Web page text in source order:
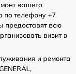
вашего
по телефону +7
предоставят всю
визит в
и ремонта